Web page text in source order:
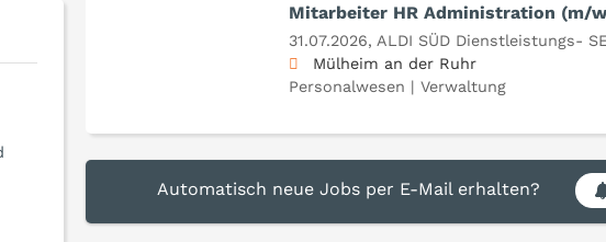
Mitarbeiter HR Administration (m/
31.07.2026, ALDI SÜD Dienstleistungs-
Mülheim an der Ruhr
Personalwesen | Verwaltung
Automatisch neue Jobs per E-Mail erhalten?